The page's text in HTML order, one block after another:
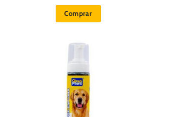
Comprar